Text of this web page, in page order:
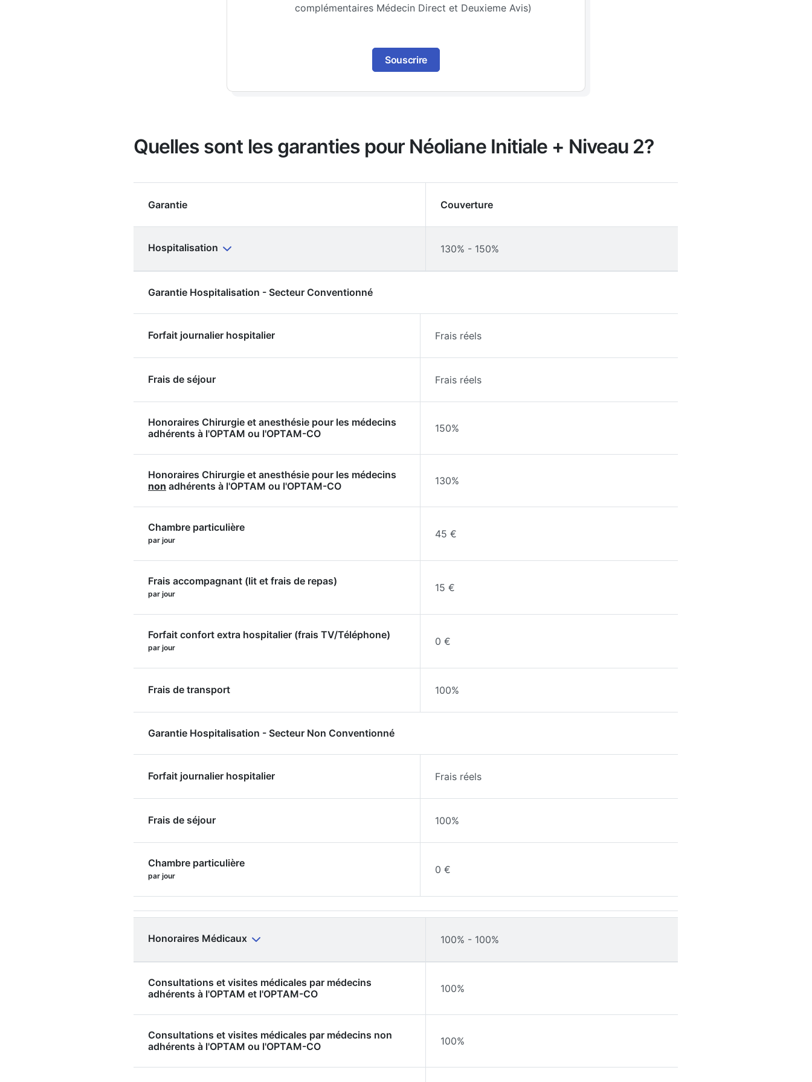
complémentaires Médecin Direct et Deuxieme Avis)
Souscrire
Quelles sont les garanties pour Néoliane Initiale + Niveau 2?
Garantie Couverture
Hospitalisation 130% - 150%
Garantie Hospitalisation - Secteur Conventionné
Forfait journalier hospitalier Frais réels
Frais de séjour Frais réels
Honoraires Chirurgie et anesthésie pour les médecins
adhérents à l'OPTAM ou l'OPTAM-CO
150%
Honoraires Chirurgie et anesthésie pour les médecins
non adhérents à l'OPTAM ou l'OPTAM-CO 130%
Chambre particulière
par jour
45 €
Frais accompagnant (lit et frais de repas)
par jour
15 €
Forfait confort extra hospitalier (frais TV/Téléphone)
par jour
0 €
Frais de transport 100%
Garantie Hospitalisation - Secteur Non Conventionné
Forfait journalier hospitalier Frais réels
Frais de séjour 100%
Chambre particulière
par jour
0 €
Honoraires Médicaux 100% - 100%
Consultations et visites médicales par médecins
adhérents à l'OPTAM et l'OPTAM-CO
100%
Consultations et visites médicales par médecins non
adhérents à l'OPTAM ou l'OPTAM-CO
100%